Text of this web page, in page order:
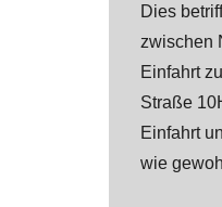
Dies
zwischen
Einfahrt
Straße
Einfahrt
wie